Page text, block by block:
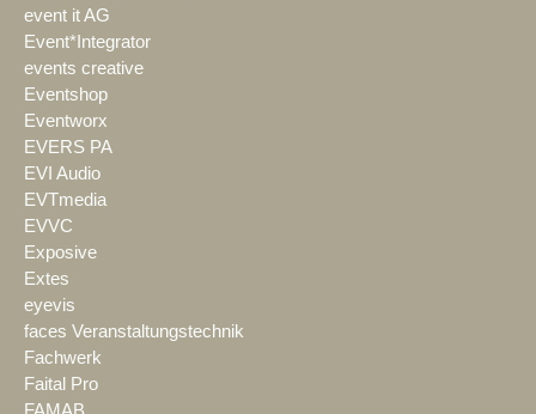
event it AG
Event*Integrator
events creative
Eventshop
Eventworx
EVERS PA
EVI Audio
EVTmedia
EVVC
Exposive
Extes
eyevis
faces Veranstaltungstechnik
Fachwerk
Faital Pro
FAMAB